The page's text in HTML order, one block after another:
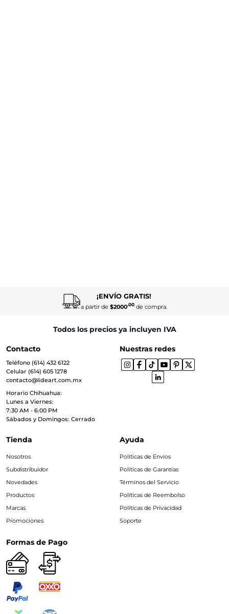
¡ENVÍO GRATIS!
a partir de $2000.00de compra.
Todos los precios ya incluyen IVA
Contacto
Teléfono (614) 432 6122
Celular (614) 605 1278
contacto@lideart.com.mx
Horario Chihuahua:
Lunes a Viernes:
7:30 AM - 6:00 PM
Sábados y Domingos: Cerrado
Nuestras redes
Tienda
Nosotros
Subdistribuidor
Novedades
Productos
Marcas
Promociones
Ayuda
Políticas de Envíos
Políticas de Garantías
Términos del Servicio
Políticas de Reembolso
Políticas de Privacidad
Soporte
Formas de Pago